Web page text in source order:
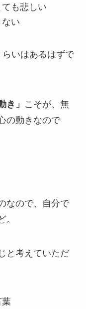
も悲しい
い
いはあるはずで
き」 こそが、無
の動きなので
なので、自分で
。
と考えていただ
葉